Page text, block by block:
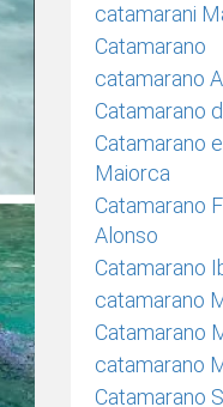
catamarani
Catamarano
catamarano
Catamarano
Catamarano
Maiorca
Catamarano
Alonso
Catamarano
catamarano
Catamarano
catamarano
Catamarano